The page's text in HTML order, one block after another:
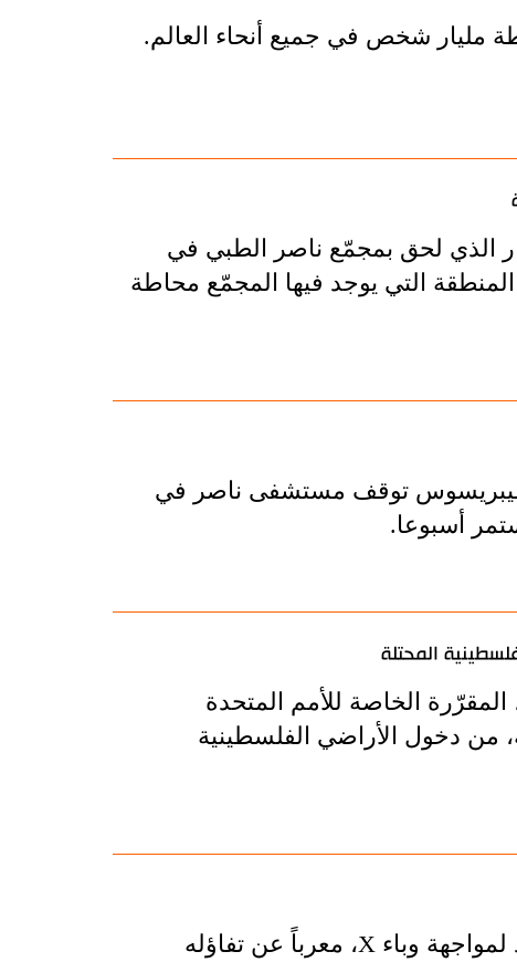
مليار شخص في جميع أنحاء العالم.
الذي لحق بمجمّع ناصر الطبي في
التي يوجد فيها المجمّع محاطة
غيبريسوس توقف مستشفى ناصر في
أسبوعا.
المحتلة
المقرّرة الخاصة للأمم المتحدة
من دخول الأراضي الفلسطينية
دعا مدير منظمة الصحة العالمية الدول إلى الاستعداد لمواجهة وباء X، معرباً عن تفاؤله